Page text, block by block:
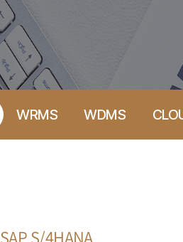
WRMS WDMS
SAP S/4HANA